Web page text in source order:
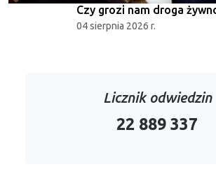
Czy grozi nam droga
04 sierpnia 2026 r.
Licznik odwiedzin
22 889 337